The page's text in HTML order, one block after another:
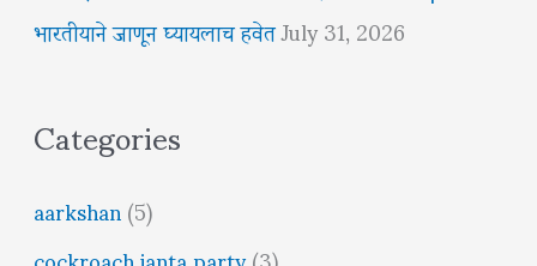
भारतीयाने जाणून घ्यायलाच हवेतJuly 31, 2026
Categories
aarkshan(5)